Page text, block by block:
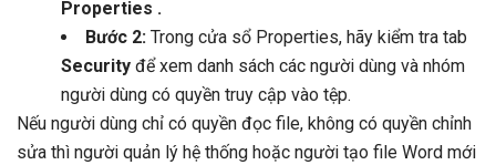
Properties .
Bước 2: Trong cửa sổ Properties, hãy kiểm tra tab
Security để xem danh sách các người dùng và nhóm
người dùng có quyền truy cập vào tệp.
Nếu người dùng chỉ có quyền đọc file, không có quyền chỉnh
sửa thì người quản lý hệ thống hoặc người tạo file Word mới